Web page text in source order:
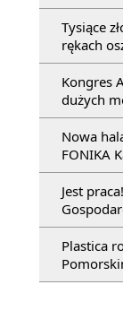
Tysiące
rękach
Kongres
dużych
Nowa
FONIKA
Jest
Plastica